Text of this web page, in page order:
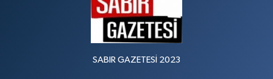
SABIR GAZETESİ 2023